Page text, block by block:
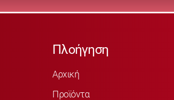
Πλοήγηση
Αρχική
Προϊόντα